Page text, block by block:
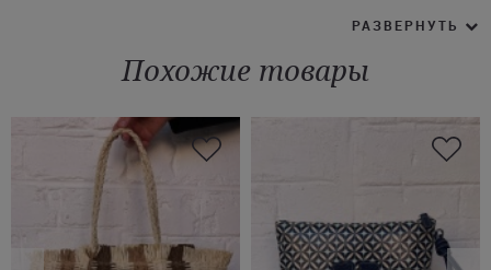
является декор - бахрома, тесьма и фирменная эмблема бренда.
маленькими ручками и ремешком-цепочкой, что делает ее
универсальной и удобной для повседневного использования.
* Внутренняя часть сумки полностью выполнена на подкладке,
что повышает долговечность аксессуара.
Не упустите шанс дополнить свой гардероб эксклюзивным
аксессуаром, который станет незаменимым элементом Вашего
летнего образа. Купить джинсовую сумку бренда PHO Вы
можете в нашем Интернет-магазине всего в один клик. Можно
заказать доставку в Запорожье, Киев, Луцк и другие города
Украины.
РАЗВЕРНУТЬ
Похожие товары